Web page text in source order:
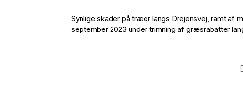
Synlige skader på træer langs Drejensvej, ramt af
september 2023 under trimning af græsrabatter